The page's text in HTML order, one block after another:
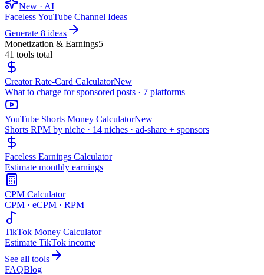
New · AI
Faceless YouTube Channel Ideas
Generate 8 ideas
Monetization & Earnings5
41 tools total
Creator Rate-Card CalculatorNew
What to charge for sponsored posts · 7 platforms
YouTube Shorts Money CalculatorNew
Shorts RPM by niche · 14 niches · ad-share + sponsors
Faceless Earnings Calculator
Estimate monthly earnings
CPM Calculator
CPM · eCPM · RPM
TikTok Money Calculator
Estimate TikTok income
See all tools
FAQBlog